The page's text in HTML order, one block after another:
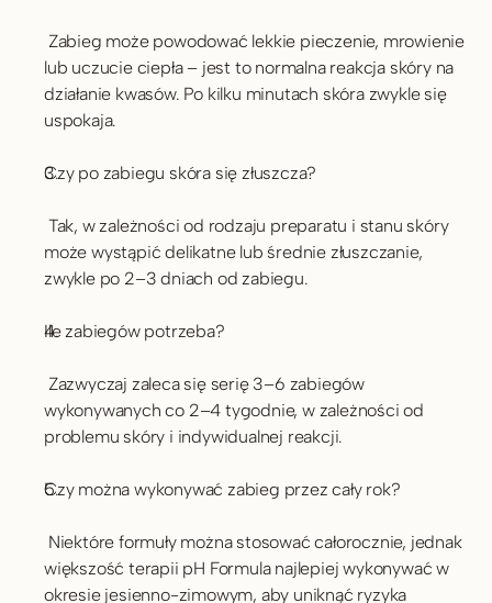
lub uczucie ciepła – jest to normalna reakcja skóry na
działanie kwasów. Po kilku minutach skóra zwykle się
uspokaja.
Czy po zabiegu skóra się złuszcza?
może wystąpić delikatne lub średnie złuszczanie,
zwykle po 2–3 dniach od zabiegu.
Ile zabiegów potrzeba?
wykonywanych co 2–4 tygodnie, w zależności od
problemu skóry i indywidualnej reakcji.
Czy można wykonywać zabieg przez cały rok?
większość terapii pH Formula najlepiej wykonywać w
okresie jesienno-zimowym, aby uniknąć ryzyka